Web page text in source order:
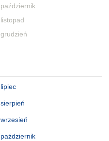
październik
listopad
grudzień
lipiec
sierpień
wrzesień
październik